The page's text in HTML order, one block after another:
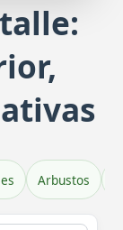
Arbustos